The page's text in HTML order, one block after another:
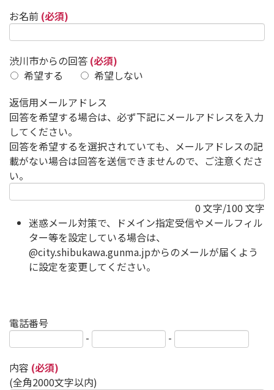
お名前 (必須)
渋川市からの回答 (必須)
希望する
希望しない
返信用メールアドレス
回答を希望する場合は、必ず下記にメールアドレスを入力
してください。
回答を希望するを選択されていても、メールアドレスの記
載がない場合は回答を送信できませんので、ご注意くださ
い。
0 文字/100 文字
迷惑メール対策で、ドメイン指定受信やメールフィル
ター等を設定している場合は、
@city.shibukawa.gunma.jpからのメールが届くよう
に設定を変更してください。
電話番号
-
-
内容 (必須)
(全角2000文字以内)